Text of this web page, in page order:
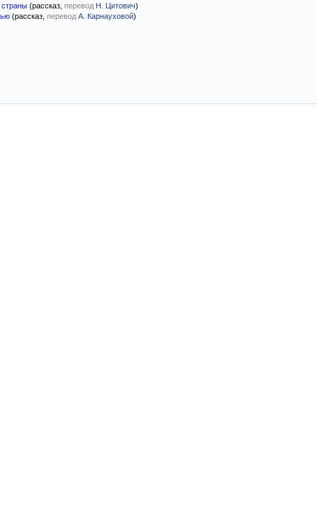
страны (рассказ, перевод Н. Цитович)
(рассказ, перевод А. Карнауховой)